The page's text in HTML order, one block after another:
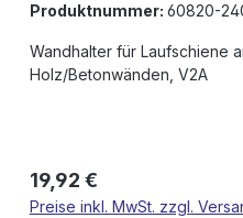
Produktnummer: 60820-
Wandhalter für Laufschiene
Holz/Betonwänden, V2A
Regulärer Preis:
19,92 €
Preise inkl. MwSt. zzgl.